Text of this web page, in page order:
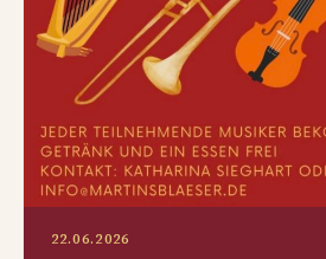
22.06.2026